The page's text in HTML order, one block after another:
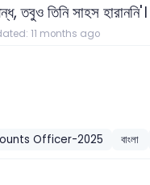
তবুও তিনি সাহস
11 months ago
Officer-2025 বাংলা